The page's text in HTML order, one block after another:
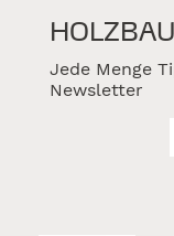
Jede Menge
Newsletter